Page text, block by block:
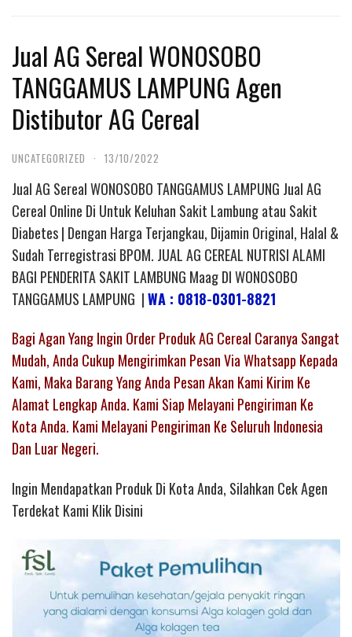
Jual AG Sereal WONOSOBO
TANGGAMUS LAMPUNG Agen
Distibutor AG Cereal
UNCATEGORIZED · 13/10/2022
Jual AG Sereal WONOSOBO TANGGAMUS LAMPUNG Jual AG
Cereal Online Di Untuk Keluhan Sakit Lambung atau Sakit
Diabetes | Dengan Harga Terjangkau, Dijamin Original, Halal &
Sudah Terregistrasi BPOM. JUAL AG CEREAL NUTRISI ALAMI
BAGI PENDERITA SAKIT LAMBUNG Maag DI WONOSOBO
TANGGAMUS LAMPUNG |WA : 0818-0301-8821
Bagi Agan Yang Ingin Order Produk AG Cereal Caranya Sangat
Mudah, Anda Cukup Mengirimkan Pesan Via Whatsapp Kepada
Kami, Maka Barang Yang Anda Pesan Akan Kami Kirim Ke
Alamat Lengkap Anda. Kami Siap Melayani Pengiriman Ke
Kota Anda. Kami Melayani Pengiriman Ke Seluruh Indonesia
Dan Luar Negeri.
Ingin Mendapatkan Produk Di Kota Anda, Silahkan Cek Agen
Terdekat Kami Klik Disini